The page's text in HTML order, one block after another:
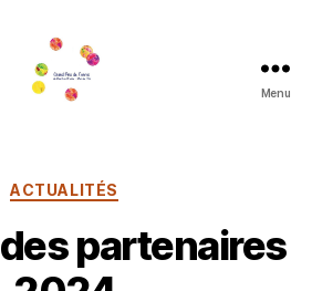
Tennis
de
Bourg
en
Bresse
Menu
Categories
ACTUALITÉS
partenaires